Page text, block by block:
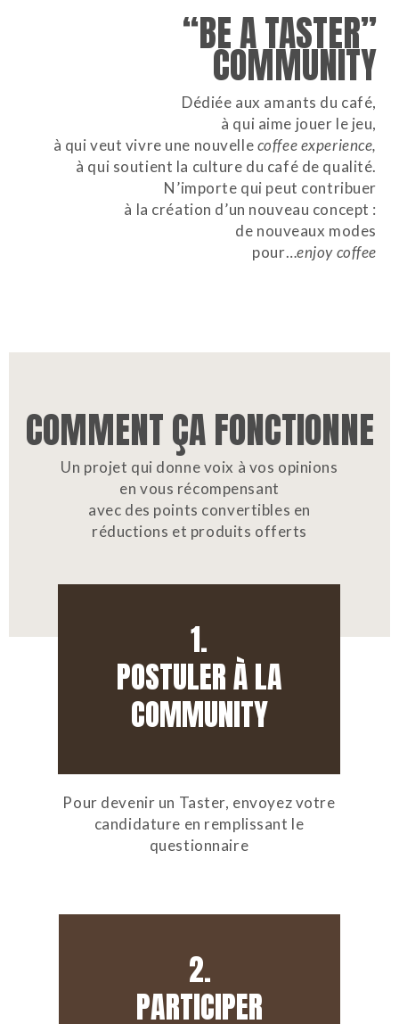
“BE A TASTER”
COMMUNITY
Dédiée aux amants du café,
à qui aime jouer le jeu,
à qui veut vivre une nouvellecoffee experience,
à qui soutient la culture du café de qualité.
N’importe qui peut contribuer
à la création d’un nouveau concept :
de nouveaux modes
pour…enjoy coffee
COMMENT ÇA FONCTIONNE
Un projet qui donne voix à vos opinions
en vous récompensant
avec des points convertibles en
réductions et produits offerts
1.
POSTULER À LA
COMMUNITY
Pour devenir un Taster, envoyez votre
candidature en remplissant le
questionnaire
2.
PARTICIPER